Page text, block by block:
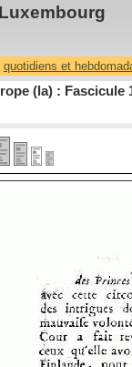
quotidiens et
(la) : Fascicule